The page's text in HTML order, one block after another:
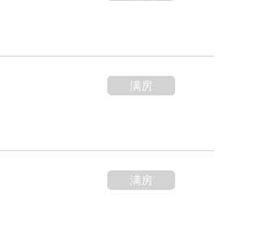
满房
满房